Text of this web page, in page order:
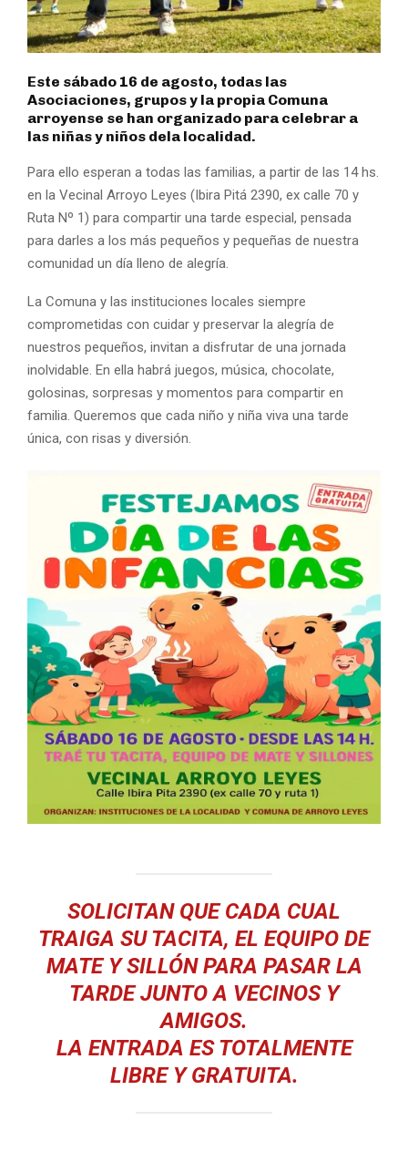
Este sábado 16 de agosto, todas las
Asociaciones, grupos y la propia Comuna
arroyense se han organizado para celebrar a
las niñas y niños dela localidad.
Para ello esperan a todas las familias, a partir de las 14 hs.
en la Vecinal Arroyo Leyes (Ibira Pitá 2390, ex calle 70 y
Ruta Nº 1) para compartir una tarde especial, pensada
para darles a los más pequeños y pequeñas de nuestra
comunidad un día lleno de alegría.
La Comuna y las instituciones locales siempre
comprometidas con cuidar y preservar la alegría de
nuestros pequeños, invitan a disfrutar de una jornada
inolvidable. En ella habrá juegos, música, chocolate,
golosinas, sorpresas y momentos para compartir en
familia. Queremos que cada niño y niña viva una tarde
única, con risas y diversión.
SOLICITAN QUE CADA CUAL
TRAIGA SU TACITA, EL EQUIPO DE
MATE Y SILLÓN PARA PASAR LA
TARDE JUNTO A VECINOS Y
AMIGOS.
LA ENTRADA ES TOTALMENTE
LIBRE Y GRATUITA.